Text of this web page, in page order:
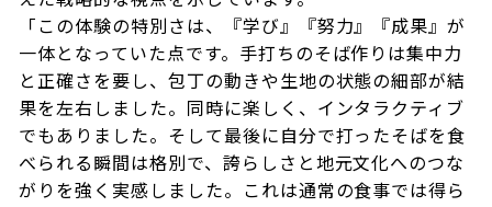
「この体験の特別さは、『学び』『努力』『成果』が
一体となっていた点です。手打ちのそば作りは集中力
と正確さを要し、包丁の動きや生地の状態の細部が結
果を左右しました。同時に楽しく、インタラクティブ
でもありました。そして最後に自分で打ったそばを食
べられる瞬間は格別で、誇らしさと地元文化へのつな
がりを強く実感しました。これは通常の食事では得ら